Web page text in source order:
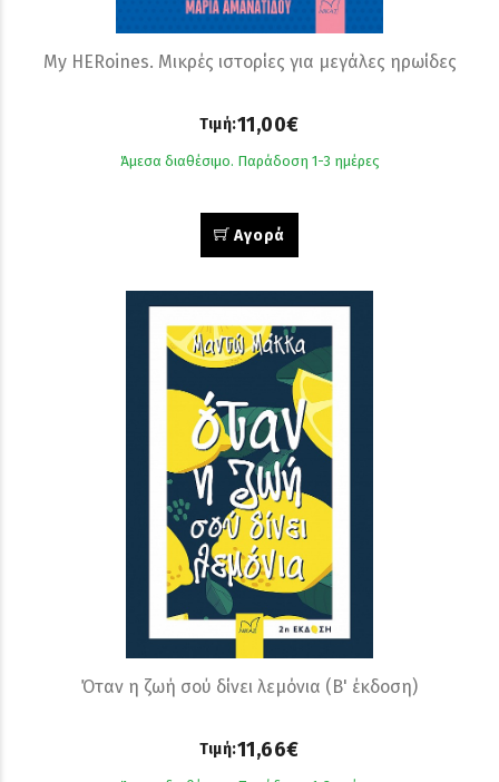
My HERoines. Μικρές ιστορίες για μεγάλες ηρωίδες
Τιμή:11,00€
Άμεσα διαθέσιμο. Παράδοση 1-3 ημέρες
Αγορά
Όταν η ζωή σού δίνει λεµόνια (Β' έκδοση)
Τιμή:11,66€